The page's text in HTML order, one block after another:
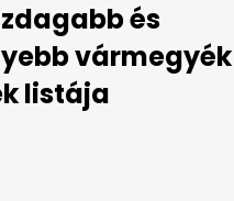
és
listája